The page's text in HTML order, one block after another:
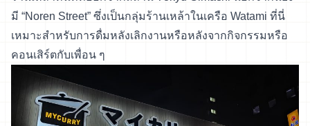
มี “Noren Street” ซึ่งเป็นกลุ่มร้านเหล้าในเครือ Watami ที่นี่
เหมาะสำหรับการดื่มหลังเลิกงานหรือหลังจากกิจกรรมหรือ
คอนเสิร์ตกับเพื่อน ๆ